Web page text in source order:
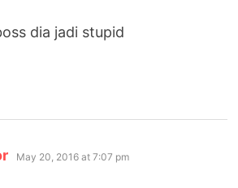
dia jadi stupid
says:
May 20, 2016 at 7:07 pm